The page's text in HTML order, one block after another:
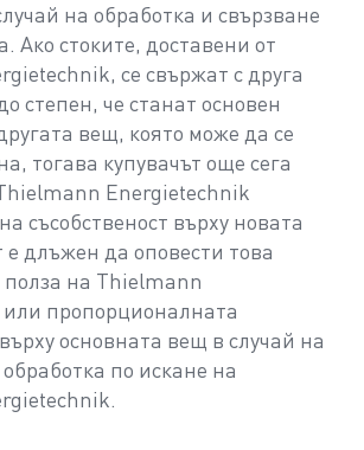
на обработка и свързване
Ако стоките, доставени от
се свържат с друга
степен, че станат основен
вещ, която може да се
тогава купувачът още сега
Energietechnik
съсобственост върху новата
е длъжен да оповести това
полза на Thielmann
пропорционалната
основната вещ в случай на
по искане на